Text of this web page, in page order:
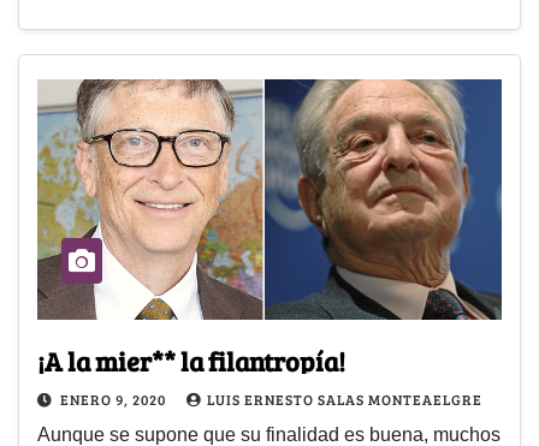
¡A la mier** la filantropía!
ENERO 9, 2020 LUIS ERNESTO SALAS MONTEAELGRE
Aunque se supone que su finalidad es buena, muchos